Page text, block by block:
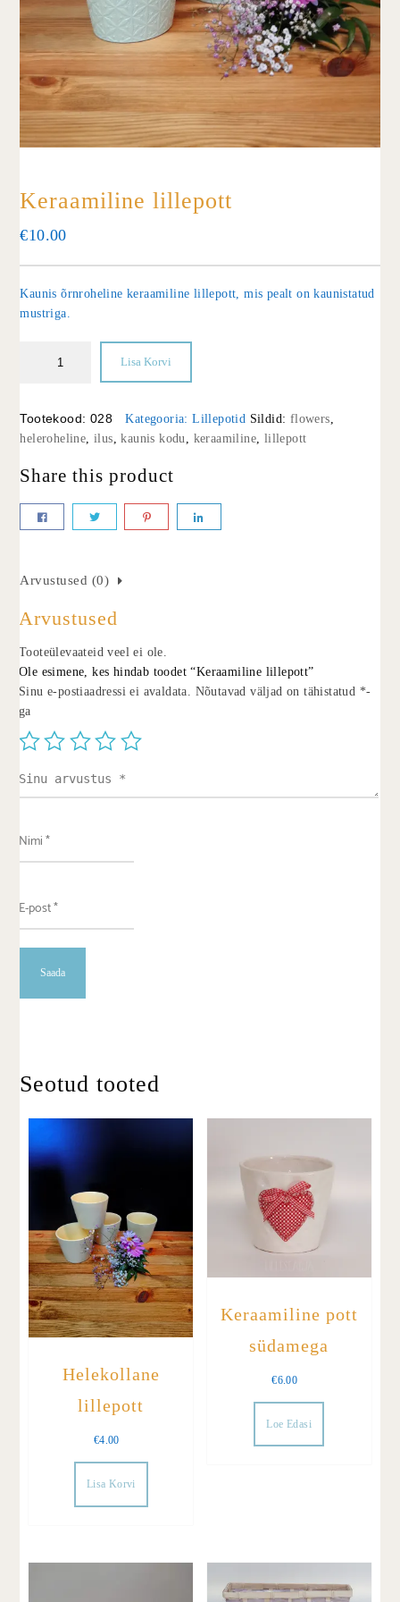
Keraamiline lillepott
€10.00
Kaunis õrnroheline keraamiline lillepott, mis pealt on kaunistatud
mustriga.
Lisa Korvi
Tootekood: 028 Kategooria:Lillepotid Sildid: flowers
heleroheline ,ilus ,kaunis kodu keraamiline lillepott
Share this product
Arvustused (0)
Arvustused
Tooteülevaateid veel ei ole.
Ole esimene, kes hindab toodet “Keraamiline lillepott”
Sinu e-postiaadressi ei avaldata.
Nõutavad väljad on tähistatud *-
ga
Seotud tooted
Helekollane
lillepott
€4.00
Lisa Korvi
Keraamiline pott
südamega
€6.00
Loe Edasi